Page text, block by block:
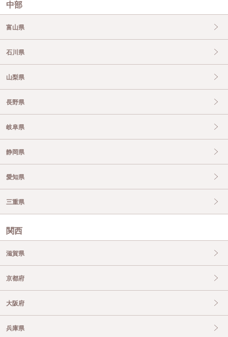
中部
富山県
石川県
山梨県
長野県
岐阜県
静岡県
愛知県
三重県
関西
滋賀県
京都府
大阪府
兵庫県